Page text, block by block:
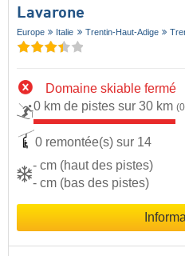
Lavarone
Europe Italie Trentin-Haut-Adige
Domaine skiable fermé
0 km de pistes sur 30 km
0 remontée(s) sur 14
- cm (haut des pistes)
- cm (bas des pistes)